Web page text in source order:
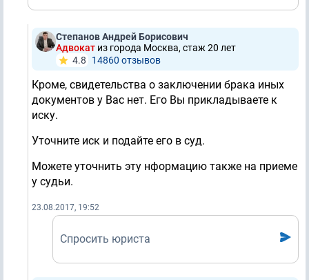
Степанов Андрей Борисович
Адвокат из города Москва, стаж 20 лет
4.8
14860 отзывов
Кроме, свидетельства о заключении брака иных
документов у Вас нет. Его Вы прикладываете к
иску.
Уточните иск и подайте его в суд.
Можете уточнить эту нформацию также на приеме
у судьи.
23.08.2017, 19:52
Спросить юриста